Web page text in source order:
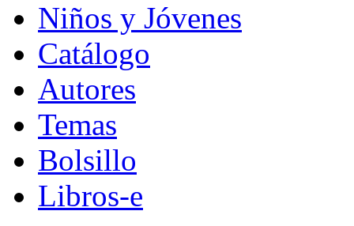
Niños y Jóvenes
Catálogo
Autores
Temas
Bolsillo
Libros-e